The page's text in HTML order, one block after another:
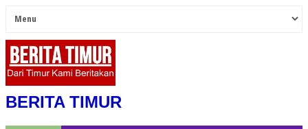
BERITA TIMUR